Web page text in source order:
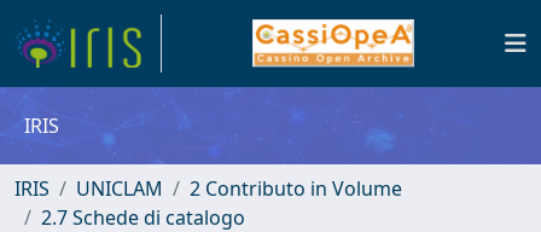
IRIS
IRIS UNICLAM
2 Contributo in Volume
2.7 Schede di catalogo